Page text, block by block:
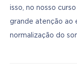
isso, no nosso
grande atenção ao
normalização do